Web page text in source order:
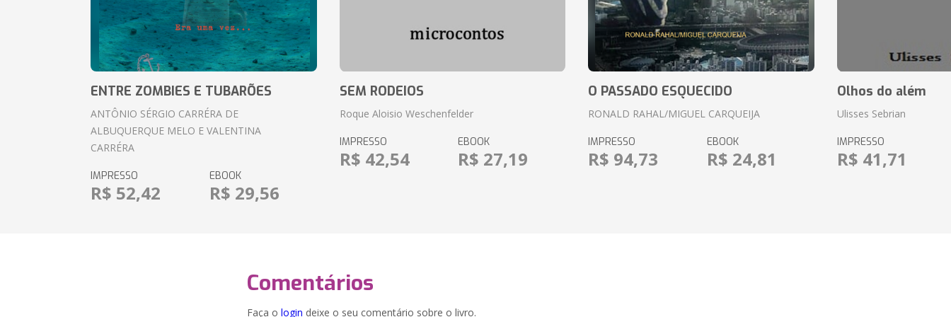
ENTRE ZOMBIES E TUBARÕES
ANTÔNIO SÉRGIO CARRÉRA DE
ALBUQUERQUE MELO E VALENTINA
CARRÉRA
IMPRESSO
R$ 52,42
EBOOK
R$ 29,56
SEM RODEIOS
Roque Aloisio Weschenfelder
IMPRESSO
R$ 42,54
EBOOK
R$ 27,19
O PASSADO ESQUECIDO
RONALD RAHAL/MIGUEL CARQUEIJA
IMPRESSO
R$ 94,73
EBOOK
R$ 24,81
Olhos do além
Ulisses Sebrian
IMPRESSO
R$ 41,71
Comentários
Faça o login deixe o seu comentário sobre o livro.